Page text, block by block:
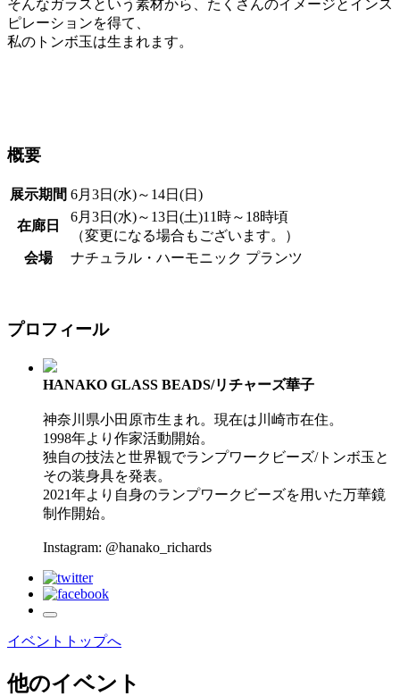
そんなガラスという素材から、たくさんのイメージとインス
ピレーションを得て、
私のトンボ玉は生まれます。
概要
展示期間 6月3日(水)～14日(日)
在廊日
6月3日(水)～13日(土)11時～18時頃
（変更になる場合もございます。）
会場
ナチュラル・ハーモニック プランツ
プロフィール
HANAKO GLASS BEADS/リチャーズ華子
神奈川県小田原市生まれ。現在は川崎市在住。
1998年より作家活動開始。
独自の技法と世界観でランプワークビーズ/トンボ玉と
その装身具を発表。
2021年より自身のランプワークビーズを用いた万華鏡
制作開始。
Instagram: @hanako_richards
イベントトップへ
他のイベント